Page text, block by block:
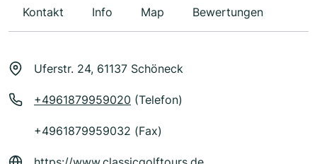
Kontakt Info Map Bewertungen
Uferstr. 24, 61137 Schöneck
+4961879959020 (Telefon)
+4961879959032 (Fax)